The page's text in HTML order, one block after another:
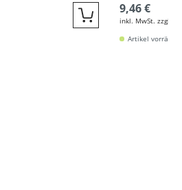
Quickbuy
9,46 €
inkl. MwSt. zzgl.
Artikel vorrätig